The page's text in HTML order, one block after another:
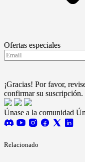
Ofertas especiales
¡Gracias! Por favor,
confirmar su suscripción.
Únase a la comunidad
Relacionado